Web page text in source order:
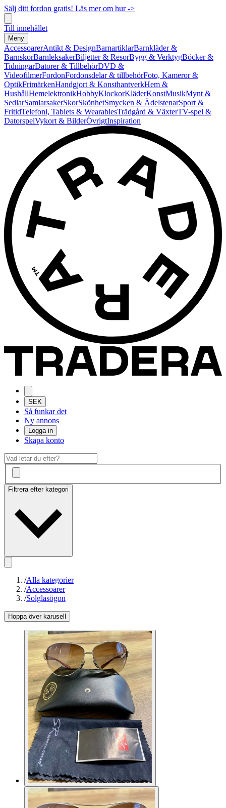
Sälj ditt fordon gratis! Läs mer om hur ->
Till innehållet
Meny
AccessoarerAntikt & DesignBarnartiklarBarnkläder &
BarnskorBarnleksakerBiljetter & ResorBygg & VerktygBöcker &
TidningarDatorer & TillbehörDVD &
VideofilmerFordonFordonsdelar & tillbehörFoto, Kameror &
OptikFrimärkenHandgjort & KonsthantverkHem &
HushållHemelektronikHobbyKlockorKläderKonstMusikMynt &
SedlarSamlarsakerSkorSkönhetSmycken & ÄdelstenarSport &
FritidTelefoni, Tablets & WearablesTrädgård & VäxterTV-spel &
DatorspelVykort & BilderÖvrigtInspiration
SEK
Så funkar det
Ny annons
Logga in
Skapa konto
Filtrera efter kategori
/Alla kategorier
/Accessoarer
/Solglasögon
Hoppa över karusell